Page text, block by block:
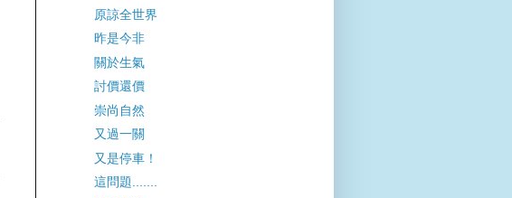
原諒全世界
昨是今非
關於生氣
討價還價
崇尚自然
又過一關
又是停車！
這問題.......